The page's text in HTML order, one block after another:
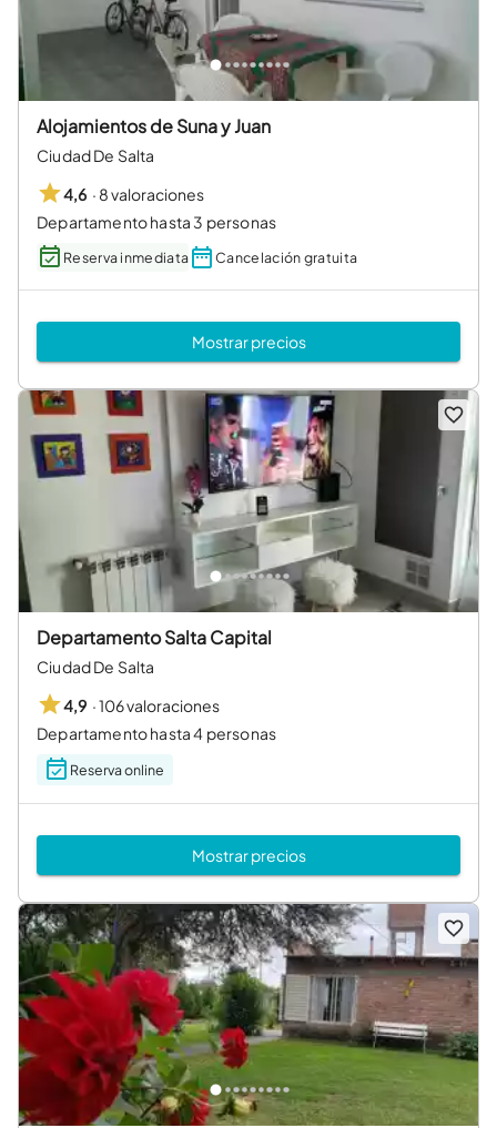
Alojamientos de Suna y Juan
Ciudad De Salta
4,6 · 8 valoraciones
Departamento hasta 3 personas
Reserva inmediata Cancelación gratuita
Mostrar precios
Departamento Salta Capital
Ciudad De Salta
4,9 ·106 valoraciones
Departamento hasta 4 personas
Reserva online
Mostrar precios